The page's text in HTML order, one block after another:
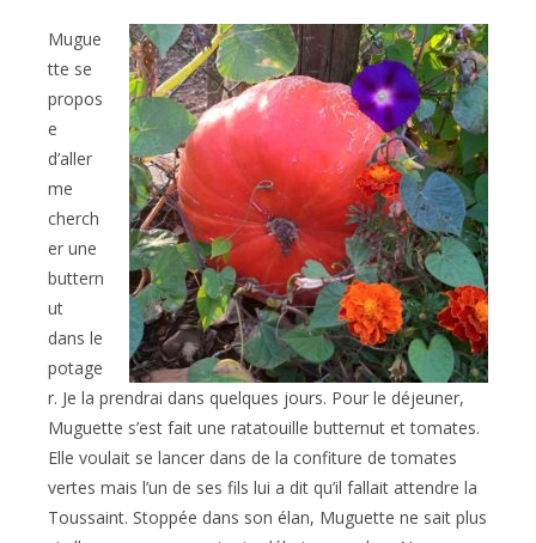
Mugue
tte se
propos
e
d’aller
me
cherch
er une
buttern
ut
dans le
potage
r. Je la prendrai dans quelques jours. Pour le déjeuner,
Muguette s’est fait une ratatouille butternut et tomates.
Elle voulait se lancer dans de la confiture de tomates
vertes mais l’un de ses fils lui a dit qu’il fallait attendre la
Toussaint. Stoppée dans son élan, Muguette ne sait plus